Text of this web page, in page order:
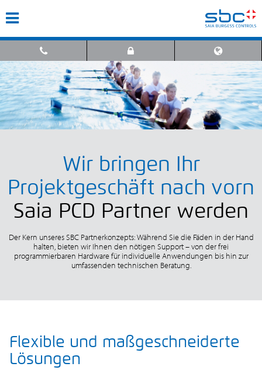
Wir bringen Ihr
Projektgeschäft nach vorn
Saia PCD Partner werden
Der Kern unseres SBC Partnerkonzepts: Während Sie die Fäden in der Hand
halten, bieten wir Ihnen den nötigen Support – von der frei
programmierbaren Hardware für individuelle Anwendungen bis hin zur
umfassenden technischen Beratung.
Flexible und maßgeschneiderte
Lösungen